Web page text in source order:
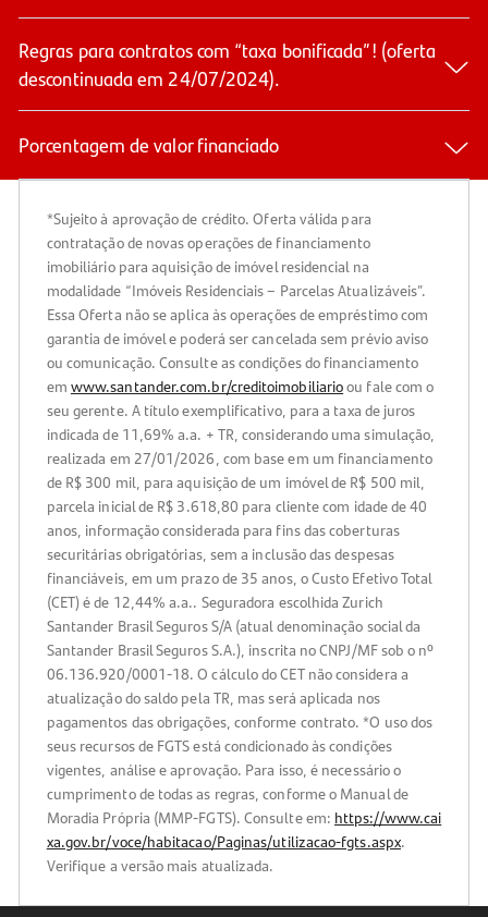
Regras para contratos com “taxa bonificada”! (oferta
descontinuada em 24/07/2024).
Porcentagem de valor financiado
*Sujeito à aprovação de crédito. Oferta válida para
contratação de novas operações de financiamento
imobiliário para aquisição de imóvel residencial na
modalidade “Imóveis Residenciais – Parcelas Atualizáveis”.
Essa Oferta não se aplica às operações de empréstimo com
garantia de imóvel e poderá ser cancelada sem prévio aviso
ou comunicação. Consulte as condições do financiamento
em www.santander.com.br/creditoimobiliarioou fale com o
seu gerente. A título exemplificativo, para a taxa de juros
indicada de 11,69% a.a. + TR, considerando uma simulação,
realizada em 27/01/2026, com base em um financiamento
de R$ 300 mil, para aquisição de um imóvel de R$ 500 mil,
parcela inicial de R$ 3.618,80 para cliente com idade de 40
anos, informação considerada para fins das coberturas
securitárias obrigatórias, sem a inclusão das despesas
financiáveis, em um prazo de 35 anos, o Custo Efetivo Total
(CET) é de 12,44% a.a.. Seguradora escolhida Zurich
Santander Brasil Seguros S/A (atual denominação social da
Santander Brasil Seguros S.A.), inscrita no CNPJ/MF sob o nº
06.136.920/0001-18. O cálculo do CET não considera a
atualização do saldo pela TR, mas será aplicada nos
pagamentos das obrigações, conforme contrato. *O uso dos
seus recursos de FGTS está condicionado às condições
vigentes, análise e aprovação. Para isso, é necessário o
cumprimento de todas as regras, conforme o Manual de
Moradia Própria (MMP-FGTS). Consulte em: https://www.cai
xa.gov.br/voce/habitacao/Paginas/utilizacao-fgts.aspx.
Verifique a versão mais atualizada.